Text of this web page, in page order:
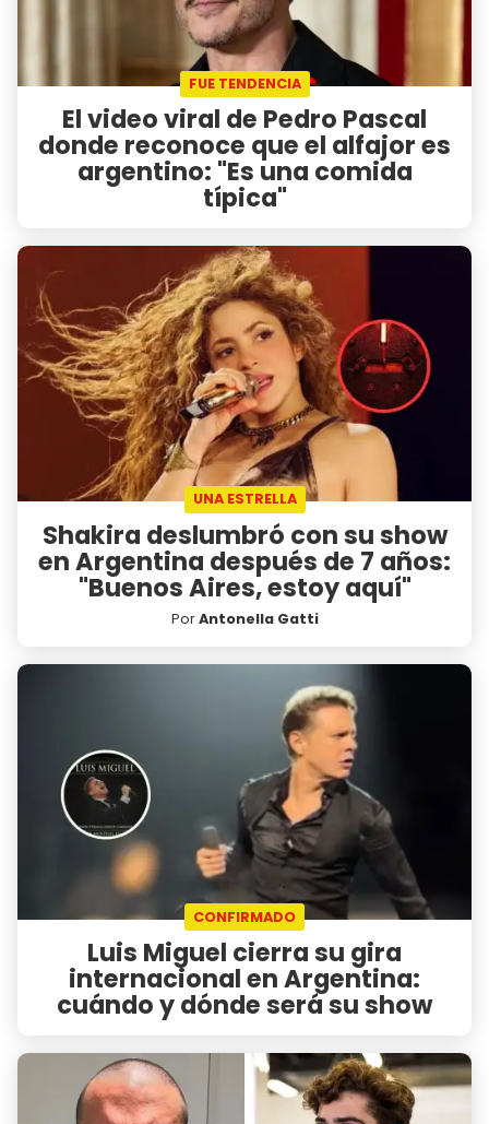
FUE TENDENCIA
El video viral de Pedro Pascal
donde reconoce que el alfajor es
argentino: "Es una comida
típica"
UNA ESTRELLA
Shakira deslumbró con su show
en Argentina después de 7 años:
"Buenos Aires, estoy aquí"
PorAntonella Gatti
CONFIRMADO
Luis Miguel cierra su gira
internacional en Argentina:
cuándo y dónde será su show